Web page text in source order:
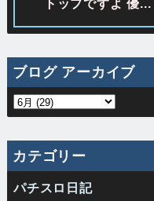
トップですよ 優...
ブログ アーカイブ
カテゴリー
パチスロ日記